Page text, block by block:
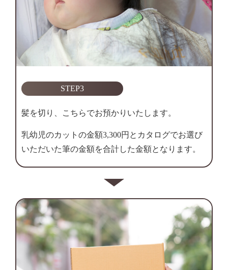
STEP3
髪を切り、こちらでお預かりいたします。
乳幼児のカットの金額3,300円とカタログでお選び
いただいた筆の金額を合計した金額となります。